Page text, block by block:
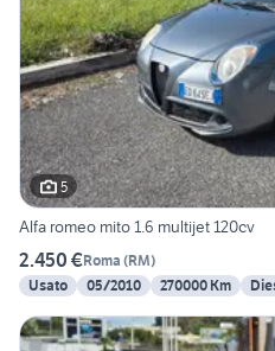
5
Alfa romeo mito 1.6 multijet 120cv
2.450 €Roma (RM)
Usato
05/2010 270000 Km